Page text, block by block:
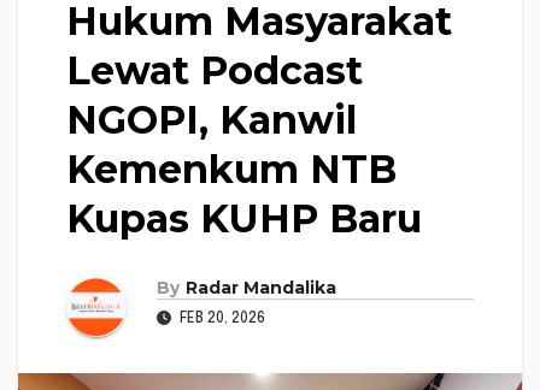
Hukum Masyarakat
Lewat Podcast
NGOPI, Kanwil
Kemenkum NTB
Kupas KUHP Baru
By Radar Mandalika
FEB 20, 2026